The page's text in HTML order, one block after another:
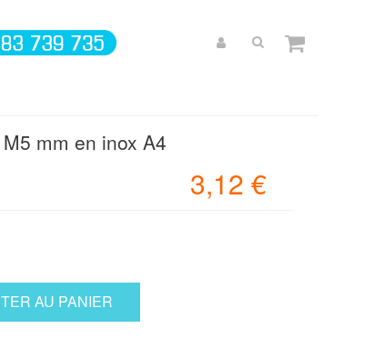
mm en inox A4
3,12 €
AU PANIER